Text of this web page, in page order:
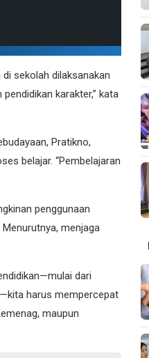
sekolah dilaksanakan
karakter,” kata
Pratikno,
belajar. “Pembelajaran
penggunaan
menjaga
dari
harus mempercepat
maupun